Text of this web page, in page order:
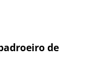
de